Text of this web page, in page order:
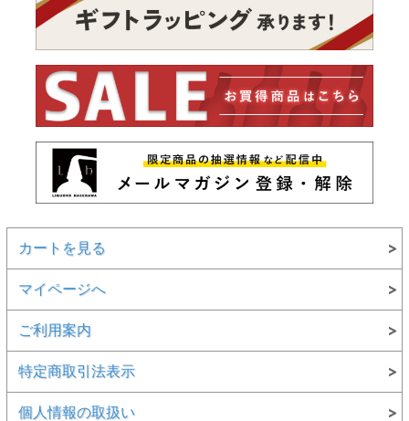
カートを見る
マイページへ
ご利用案内
特定商取引法表示
個人情報の取扱い